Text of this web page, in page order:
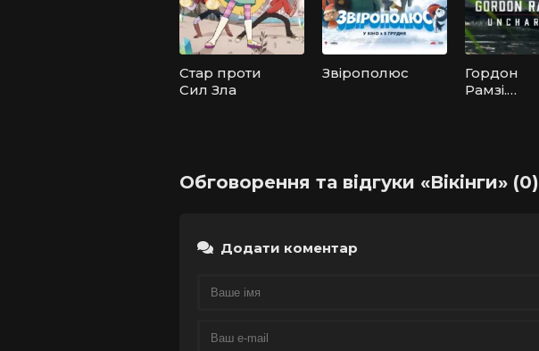
Стар проти
Сил Зла
Звірополюс
Гордон
Рамзі.
Обговорення та відгуки «Вікінги» (0)
Додати коментар